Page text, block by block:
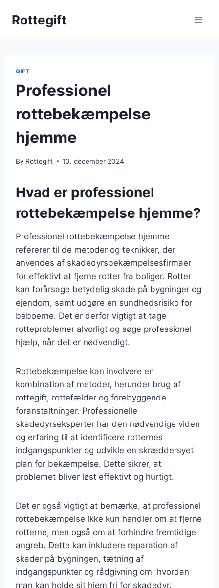
Rottegift
GIFT
Professionel
rottebekæmpelse
hjemme
By Rottegift 10. december 2024
Hvad er professionel
rottebekæmpelse hjemme?
Professionel rottebekæmpelse hjemme
refererer til de metoder og teknikker, der
anvendes af skadedyrsbekæmpelsesfirmaer
for effektivt at fjerne rotter fra boliger. Rotter
kan forårsage betydelig skade på bygninger og
ejendom, samt udgøre en sundhedsrisiko for
beboerne. Det er derfor vigtigt at tage
rotteproblemer alvorligt og søge professionel
hjælp, når det er nødvendigt.
Rottebekæmpelse kan involvere en
kombination af metoder, herunder brug af
rottegift, rottefælder og forebyggende
foranstaltninger. Professionelle
skadedyrseksperter har den nødvendige viden
og erfaring til at identificere rotternes
indgangspunkter og udvikle en skræddersyet
plan for bekæmpelse. Dette sikrer, at
problemet bliver løst effektivt og hurtigt.
Det er også vigtigt at bemærke, at professionel
rottebekæmpelse ikke kun handler om at fjerne
rotterne, men også om at forhindre fremtidige
angreb. Dette kan inkludere reparation af
skader på bygningen, tætning af
indgangspunkter og rådgivning om, hvordan
man kan holde sit hjem fri for skadedyr.